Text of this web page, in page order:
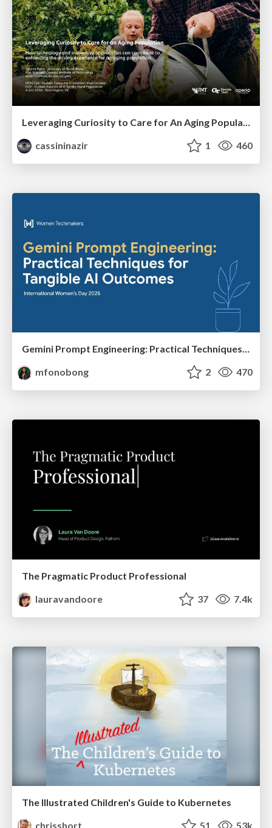
Leveraging Curiosity to Care for An Aging Population
cassininazir
1 460
Gemini Prompt Engineering: Practical Techniques for Tangible AI Outcomes
mfonobong
2 470
The Pragmatic Product Professional
lauravandoore
37 7.4k
The Illustrated Children's Guide to Kubernetes
chrisshort
51 53k